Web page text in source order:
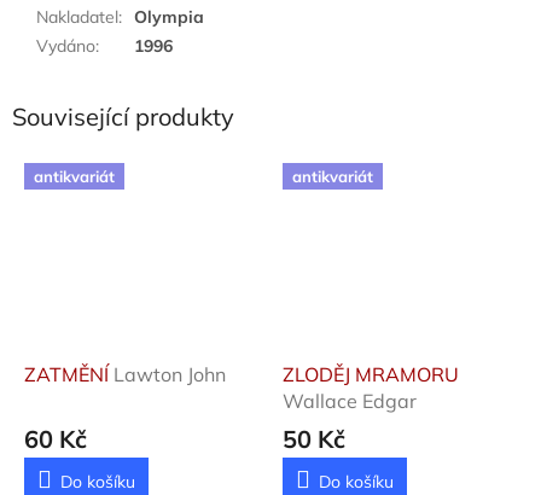
Nakladatel: Olympia
Vydáno: 1996
Související produkty
antikvariát
ZATMĚNÍ Lawton John
60 Kč
Do košíku
antikvariát
ZLODĚJ MRAMORU
Wallace Edgar
50 Kč
Do košíku